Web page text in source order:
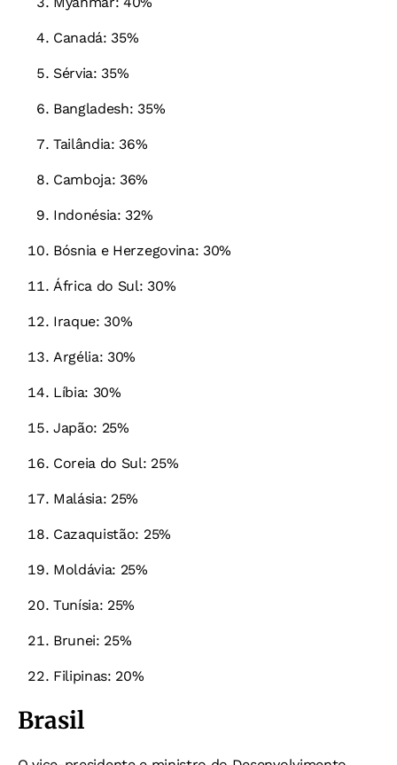
Canadá: 35%
Sérvia: 35%
Bangladesh: 35%
Tailândia: 36%
Camboja: 36%
Indonésia: 32%
Bósnia e Herzegovina: 30%
África do Sul: 30%
Iraque: 30%
Argélia: 30%
Líbia: 30%
Japão: 25%
Coreia do Sul: 25%
Malásia: 25%
Cazaquistão: 25%
Moldávia: 25%
Tunísia: 25%
Brunei: 25%
Filipinas: 20%
Brasil